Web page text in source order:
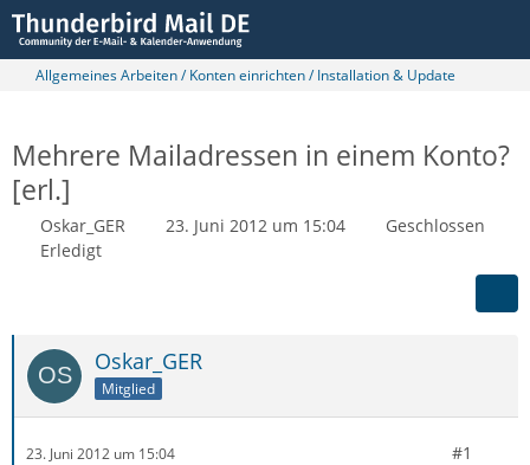
Allgemeines Arbeiten / Konten einrichten / Installation & Update
Mehrere Mailadressen in einem Konto?
[erl.]
Oskar_GER 23. Juni 2012 um 15:04
Geschlossen
Erledigt
Oskar_GER
Mitglied
23. Juni 2012 um 15:04 #1